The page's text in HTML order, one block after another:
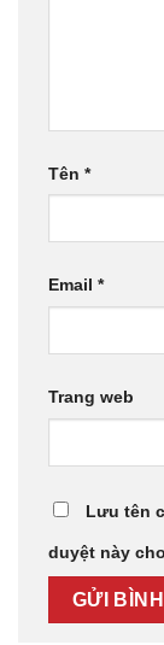
Tên *
Email *
Trang web
Lưu tên
duyệt này